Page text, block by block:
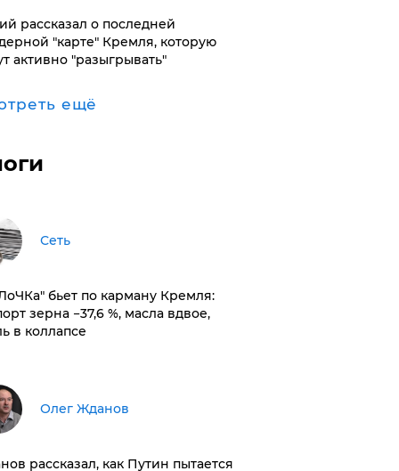
рассказал о последней
"карте" Кремля, которую
активно "разыгрывать"
ещё
Сеть
бьет по карману Кремля:
зерна −37,6 %, масла вдвое,
в коллапсе
Олег Жданов
рассказал, как Путин пытается